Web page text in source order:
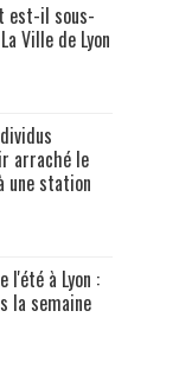
est-il sous-
Ville de Lyon
arraché le
une station
l'été à Lyon :
la semaine